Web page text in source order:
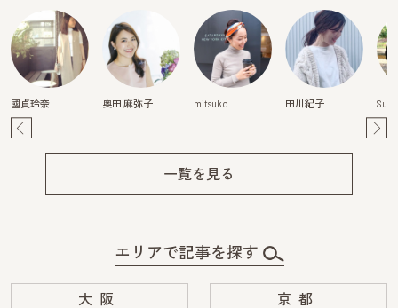
國貞玲奈 奥田 麻弥子 mitsuko 田川紀子
一覧を見る
エリアで記事を探す
大阪 京都